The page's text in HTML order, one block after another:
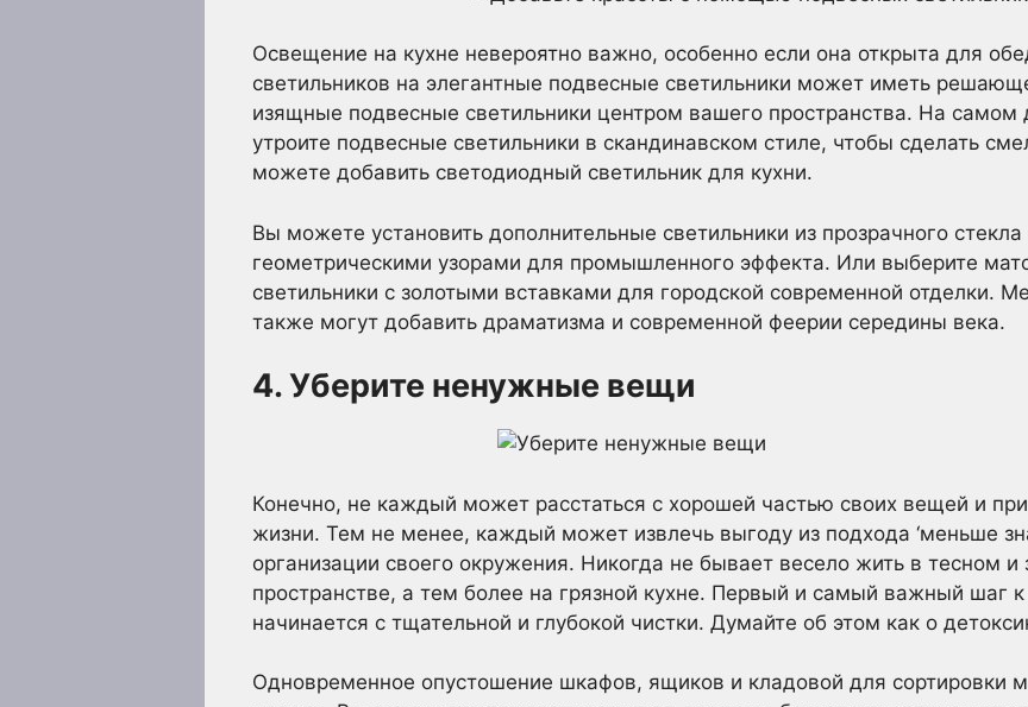
Освещение на кухне невероятно важно, особенно если она открыта для
светильников на элегантные подвесные светильники может иметь
изящные подвесные светильники центром вашего пространства. На самом
утроите подвесные светильники в скандинавском стиле, чтобы сделать
можете добавить светодиодный светильник для кухни.
Вы можете установить дополнительные светильники из прозрачного
геометрическими узорами для промышленного эффекта. Или выберите
светильники с золотыми вставками для городской современной отделки.
также могут добавить драматизма и современной феерии середины века.
4. Уберите ненужные вещи
Конечно, не каждый может расстаться с хорошей частью своих вещей и
жизни. Тем не менее, каждый может извлечь выгоду из подхода ‘меньше
организации своего окружения. Никогда не бывает весело жить в тесном
пространстве, а тем более на грязной кухне. Первый и самый важный шаг
начинается с тщательной и глубокой чистки. Думайте об этом как о
Одновременное опустошение шкафов, ящиков и кладовой для сортировки